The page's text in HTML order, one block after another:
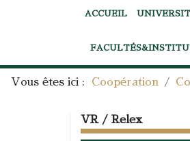
ACCUEIL
Vous êtes ici : Coopération
VR / Relex